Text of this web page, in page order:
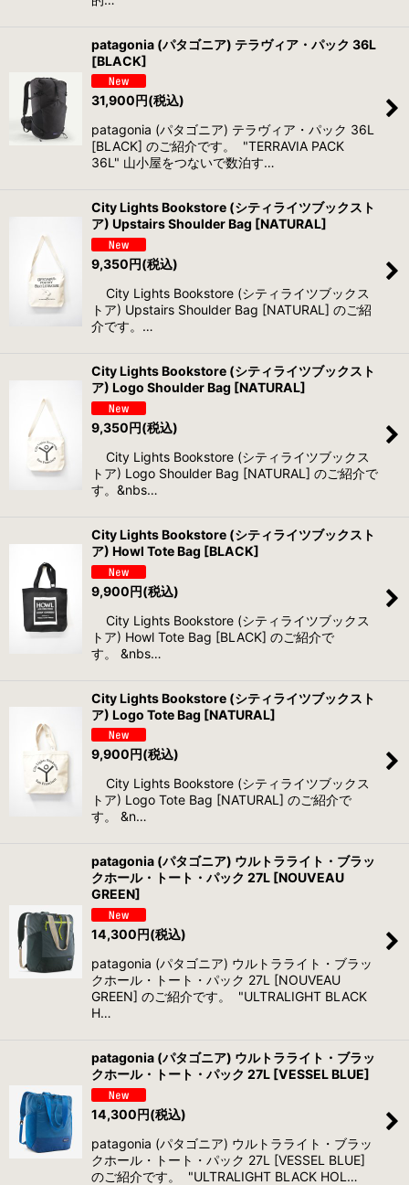
patagonia (パタゴニア) テラヴィア・パック 36L
[BLACK]
31,900 円(税込)
patagonia (パタゴニア) テラヴィア・パック 36L
[BLACK] のご紹介です。 "TERRAVIA PACK
36L" 山小屋をつないで数泊す…
City Lights Bookstore (シティライツブックスト
ア) Upstairs Shoulder Bag [NATURAL]
9,350円(税込)
City Lights Bookstore (シティライツブックス
トア) Upstairs Shoulder Bag [NATURAL] のご紹
介です。…
City Lights Bookstore (シティライツブックスト
ア) Logo Shoulder Bag [NATURAL]
9,350円(税込)
City Lights Bookstore (シティライツブックス
トア) Logo Shoulder Bag [NATURAL] のご紹介で
す。&nbs…
City Lights Bookstore (シティライツブックスト
ア) Howl Tote Bag [BLACK]
9,900円(税込)
City Lights Bookstore (シティライツブックス
トア) Howl Tote Bag [BLACK] のご紹介で
す。 &nbs…
City Lights Bookstore (シティライツブックスト
ア) Logo Tote Bag [NATURAL]
9,900円(税込)
City Lights Bookstore (シティライツブックス
トア) Logo Tote Bag [NATURAL] のご紹介で
す。 &n…
patagonia (パタゴニア) ウルトラライト・ブラッ
クホール・トート・パック 27L [NOUVEAU
GREEN]
14,300円(税込)
patagonia (パタゴニア) ウルトラライト・ブラッ
クホール・トート・パック 27L [NOUVEAU
GREEN] のご紹介です。 "ULTRALIGHT BLACK
H…
patagonia (パタゴニア) ウルトラライト・ブラッ
クホール・トート・パック 27L [VESSEL BLUE]
14,300円(税込)
patagonia (パタゴニア) ウルトラライト・ブラッ
クホール・トート・パック 27L [VESSEL BLUE]
のご紹介です。 "ULTRALIGHT BLACK HOL…